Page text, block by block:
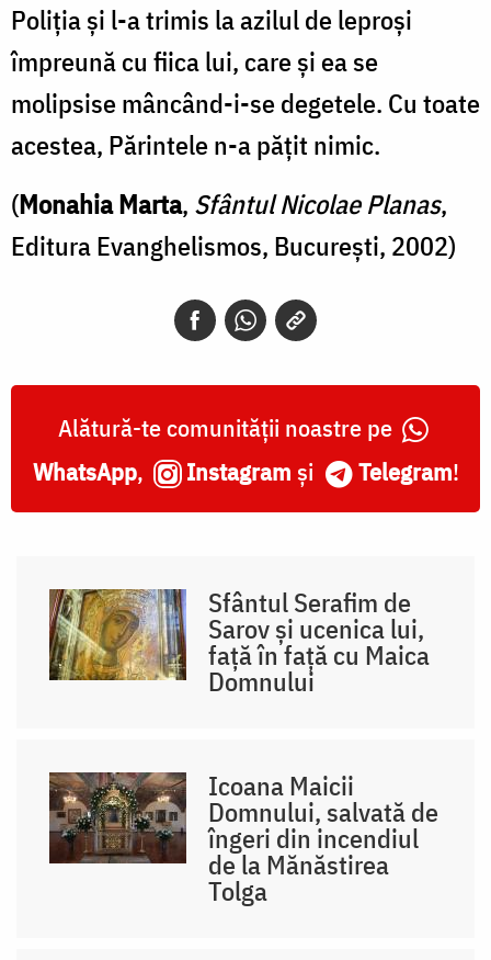
Poliția și l-a trimis la azilul de leproși
împreună cu fiica lui, care și ea se
molipsise mâncând-i-se degetele. Cu toate
acestea, Părintele n-a pățit nimic.
(Monahia Marta, Sfântul Nicolae Planas,
Editura Evanghelismos, București, 2002)
Alătură-te comunității noastre pe
WhatsApp, Instagram și Telegram!
Sfântul Serafim de
Sarov și ucenica lui,
față în față cu Maica
Domnului
Icoana Maicii
Domnului, salvată de
îngeri din incendiul
de la Mănăstirea
Tolga